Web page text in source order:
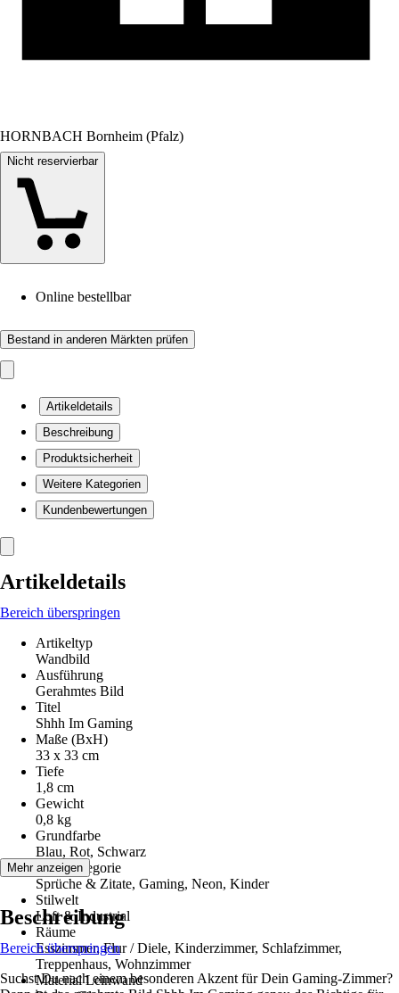
HORNBACH Bornheim (Pfalz)
Nicht reservierbar
Online bestellbar
Bestand in anderen Märkten prüfen
Artikeldetails
Beschreibung
Produktsicherheit
Weitere Kategorien
Kundenbewertungen
Artikeldetails
Bereich überspringen
Artikeltyp
Wandbild
Ausführung
Gerahmtes Bild
Titel
Shhh Im Gaming
Maße (BxH)
33 x 33 cm
Tiefe
1,8 cm
Gewicht
0,8 kg
Grundfarbe
Blau, Rot, Schwarz
Motivkategorie
Sprüche & Zitate, Gaming, Neon, Kinder
Stilwelt
Loft & Industrial
Räume
Esszimmer, Flur / Diele, Kinderzimmer, Schlafzimmer,
Treppenhaus, Wohnzimmer
Material Leinwand
Mehr anzeigen
Beschreibung
Bereich überspringen
Suchst Du nach einem besonderen Akzent für Dein Gaming-Zimmer?